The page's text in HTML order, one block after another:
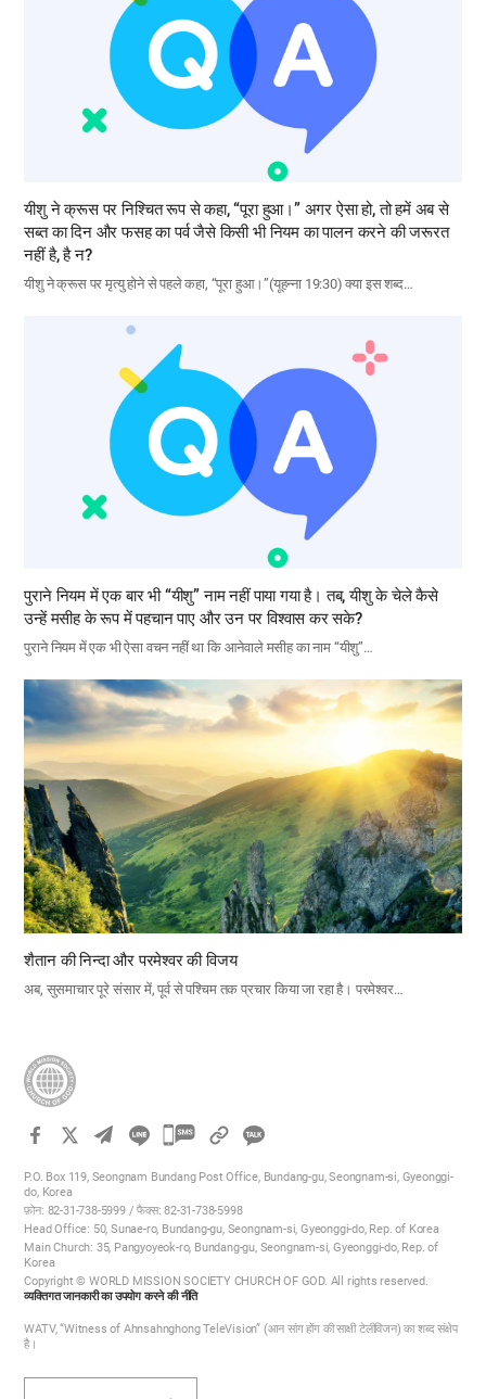
यीशु ने क्रूस पर निश्चित रूप से कहा, “पूरा हुआ।” अगर ऐसा हो, तो हमें अब से
सब्त का दिन और फसह का पर्व जैसे किसी भी नियम का पालन करने की जरूरत
नहीं है, है न?
यीशु ने क्रूस पर मृत्यु होने से पहले कहा, “पूरा हुआ।”(यूहन्ना 19:30) क्या इस शब्द…
पुराने नियम में एक बार भी “यीशु” नाम नहीं पाया गया है। तब, यीशु के चेले कैसे
उन्हें मसीह के रूप में पहचान पाए और उन पर विश्वास कर सके?
पुराने नियम में एक भी ऐसा वचन नहीं था कि आनेवाले मसीह का नाम “यीशु”…
शैतान की निन्दा और परमेश्वर की विजय
अब, सुसमाचार पूरे संसार में, पूर्व से पश्चिम तक प्रचार किया जा रहा है। परमेश्वर…
카
오
톡
공
하
P.O. Box 119, Seongnam Bundang Post Office, Bundang-gu, Seongnam-si, Gyeonggi-
do, Korea
फ़ोन: 82-31-738-5999 / फैक्स: 82-31-738-5998
Head Office: 50, Sunae-ro, Bundang-gu, Seongnam-si, Gyeonggi-do, Rep. of Korea
Main Church: 35, Pangyoyeok-ro, Bundang-gu, Seongnam-si, Gyeonggi-do, Rep. of
Korea
Copyright © WORLD MISSION SOCIETY CHURCH OF GOD. All rights reserved.
व्यक्तिगत जानकारी का उपयोग करने की नीति
WATV, “Witness of Ahnsahnghong TeleVision” (आन सांग होंग की साक्षी टेलीविजन) का शब्द संक्षेप
है।